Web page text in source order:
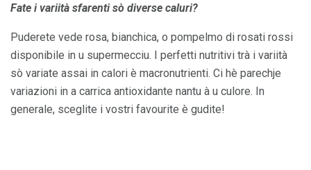
Fate i variità sfarenti sò diverse caluri?
Puderete vede rosa, bianchica, o pompelmo di rosati rossi
disponibile in u supermecciu. I perfetti nutritivi trà i variità
sò variate assai in calori è macronutrienti. Ci hè parechje
variazioni in a carrica antioxidante nantu à u culore. In
generale, sceglite i vostri favourite è gudite!